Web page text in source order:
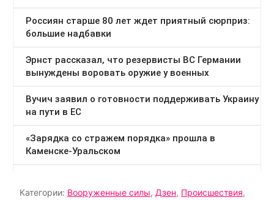
Категории: Вооруженные силы, Дзен, Происшествия,